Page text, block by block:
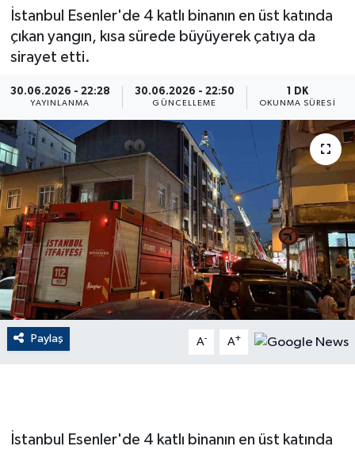
İstanbul Esenler'de 4 katlı binanın en üst katında
çıkan yangın, kısa sürede büyüyerek çatıya da
sirayet etti.
30.06.2026 - 22:28
YAYINLANMA
30.06.2026 - 22:50
GÜNCELLEME
1 DK
OKUNMA SÜRESI
Paylaş A- A+
İstanbul Esenler'de 4 katlı binanın en üst katında
Advertising news
ÇEVRE
Dış Haberler
Dünya
EĞİTİM
EKONOMİ
English News
Gayrimenkul
Haber Arşivi